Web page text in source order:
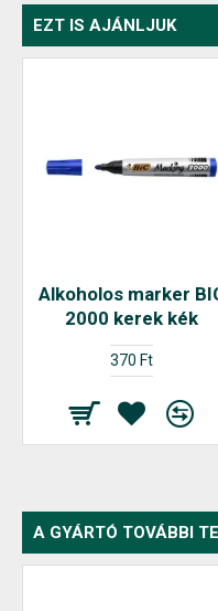
EZT IS AJÁNLJUK
Alkoholos marker
2000 kerek kék
370 Ft
A GYÁRTÓ TOVÁBBI